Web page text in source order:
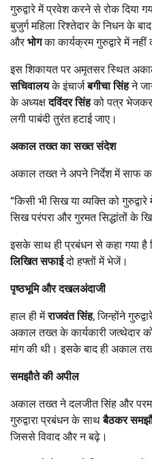
गुरुद्वारे में प्रवेश करने से रोक दिया
बुजुर्ग महिला रिश्तेदार के निधन के बाद
औरभोगका कार्यक्रम गुरुद्वारे में
इस शिकायत पर अमृतसर स्थित
सचिवालयके इंचार्जबगीचा सिंहने
के अध्यक्षदविंदर सिंहको पत्र भेजकर
लगी पाबंदी तुरंत हटाई जाए।
अकाल तख्त का सख्त संदेश
अकाल तख्त ने अपने निर्देश में साफ
“किसी भी सिख या व्यक्ति को
सिख परंपरा और गुरमत सिद्धांतों के
इसके साथ ही प्रबंधन से कहा गया
लिखित सफाईदो हफ्तों में भेजें।
पृष्ठभूमि और दखलअंदाजी
हाल ही मेंराजवंत सिंह, जिन्होंने
अकाल तख्त के कार्यकारी जत्थेदार
मांग की थी। इसके बाद ही अकाल
समझौते की अपील
अकाल तख्त ने दलजीत सिंह और
गुरुद्वारा प्रबंधन के साथबैठकर
जिससे विवाद और न बढ़े।